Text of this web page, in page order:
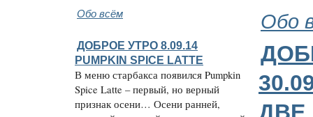
Обо всём Обо
ДОБРОЕ УТРО 8.09.14
PUMPKIN SPICE LATTE
В меню старбакса появился Pumpkin
Spice Latte – первый, но верный
признак осени… Осени ранней,